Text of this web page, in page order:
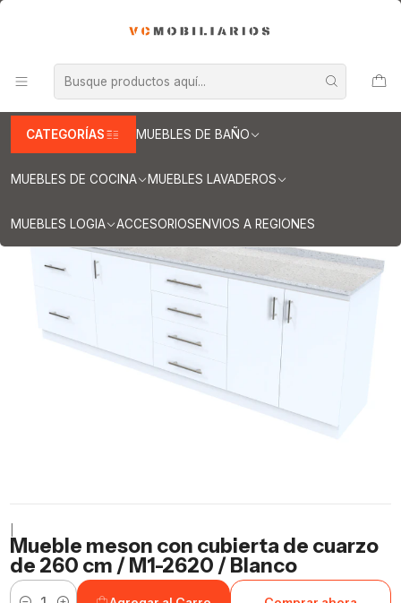
CATEGORÍAS MUEBLES DE BAÑO
MUEBLES DE COCINA MUEBLES LAVADEROS
MUEBLES LOGIA ACCESORIOSENVIOS A REGIONES
Mueble Tipo mesón de 260 cm
Mueble meson con cubierta de cuarzo de 260 cm / M1-2620 /
Blanco
Mueble meson con cubierta de cuarzo
de 260 cm / M1-2620 / Blanco